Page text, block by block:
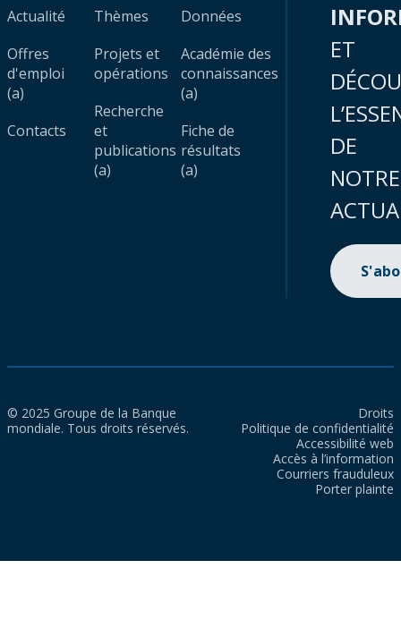
Actualité
Offres
d'emploi
(a)
Contacts
Thèmes
Projets et
opérations
Recherche
et
publications
(a)
Données
Académie des
connaissances
(a)
Fiche de
résultats
(a)
ET
DE
NOTRE
© 2025 Groupe de la Banque
mondiale. Tous droits réservés.
Droits
Politique de confidentialité
Accessibilité web
Accès à l’information
Courriers frauduleux
Porter plainte